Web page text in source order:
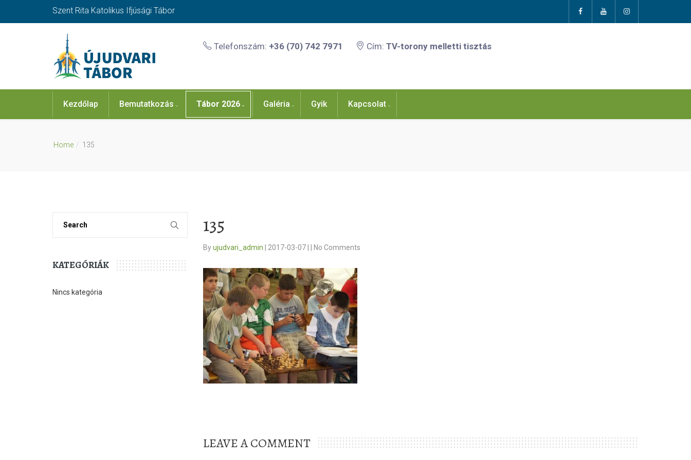
Szent Rita Katolikus Ifjúsági Tábor
Telefonszám: +36 (70) 742 7971 Cím: TV-torony melletti tisztás
Kezdőlap Bemutatkozás Tábor 2026 Galéria Gyik Kapcsolat
Home 135
KATEGÓRIÁK
Nincs kategória
135
Byujudvari_admin 2017-03-07 No Comments
LEAVE A COMMENT